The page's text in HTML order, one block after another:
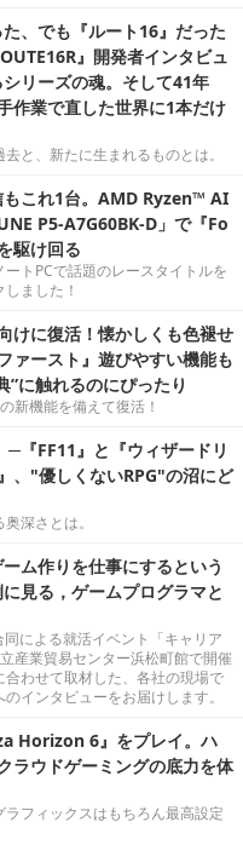
、でも『ルート16』だった
』開発者インタビュ
リーズの魂。そして41年
作業で直した世界に1本だけ
と、新たに生まれるものとは。
もこれ1台。AMD Ryzen™ AI
P5-A7G60BK-D」で『Fo
駆け回る
トPCで話題のレースタイトルを
ました！
けに復活！懐かしくも色褪せ
ァースト』遊びやすい機能も
”に触れるのにぴったり
新機能を備えて復活！
─『FF11』と『ウィザードリ
、"優しくないRPG"の沼にど
深さとは。
ーム作りを仕事にするという
見る，ゲームプログラマと
による就活イベント「キャリア
産業貿易センター浜松町館で開催
わせて取材した、各社の現場で
インタビューをお届けします。
Horizon 6』をプレイ。ハ
ラウドゲーミングの底力を体
フィックスはもちろん最高設定